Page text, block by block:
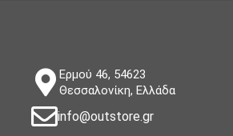
Ερμού 46, 54623
Θεσσαλονίκη, Ελλάδα
info@outstore.gr